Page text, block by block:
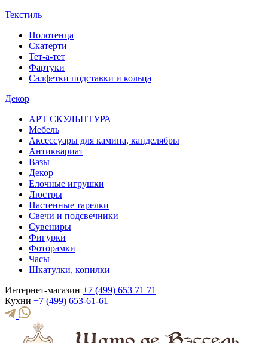
Текстиль
Полотенца
Скатерти
Тет-а-тет
Фартуки
Салфетки подставки и кольца
Декор
АРТ СКУЛЬПТУРА
Мебель
Аксессуары для камина, канделябры
Антиквариат
Вазы
Декор
Елочные игрушки
Люстры
Настенные тарелки
Свечи и подсвечники
Сувениры
Фигурки
Фоторамки
Часы
Шкатулки, копилки
Интернет-магазин +7 (499) 653 71 71
Кухни +7 (499) 653-61-61